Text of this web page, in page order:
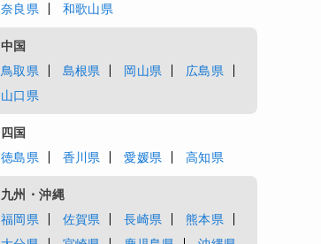
奈良県
和歌山県
中国
鳥取県
島根県 岡山県
広島県
山口県
四国
徳島県
香川県 愛媛県 高知県
九州・沖縄
福岡県
佐賀県 長崎県
熊本県